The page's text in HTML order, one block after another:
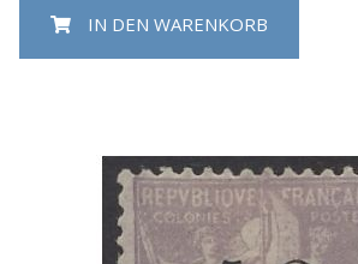
IN DEN WARENKORB